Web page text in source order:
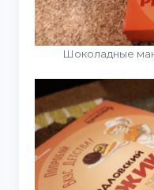
Шоколадные